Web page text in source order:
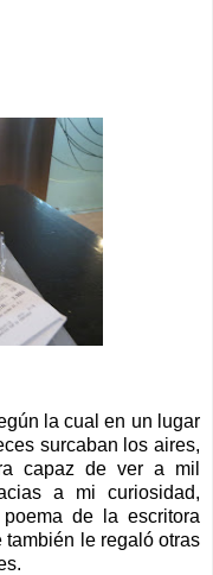
la cual en un lugar
surcaban los aires,
capaz de ver a mil
a mi curiosidad,
de la escritora
también le regaló otras